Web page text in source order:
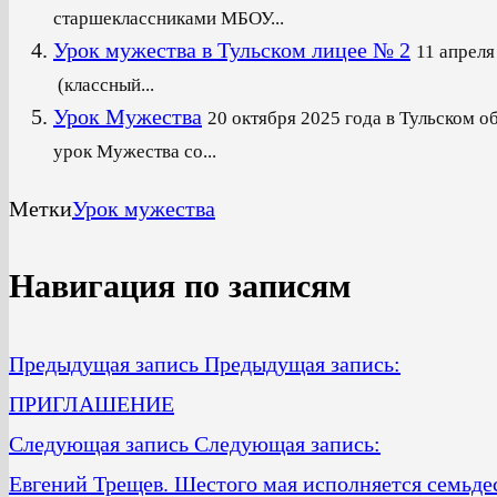
старшеклассниками МБОУ...
Урок мужества в Тульском лицее № 2 11
(классный...
Урок Мужества 20 октября 2025 года в
урок Мужества со...
МеткиУрок мужества
Навигация по записям
Предыдущая запись Предыдущая запись:
ПРИГЛАШЕНИЕ
Следующая запись Следующая запись:
Евгений Трещев. Шестого мая исполняется